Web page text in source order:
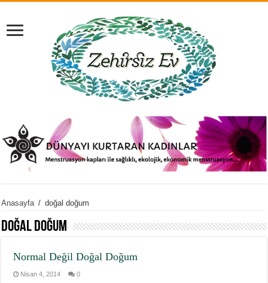
Anasayfa / doğal doğum
doğal doğum
Normal Değil Doğal Doğum
Nisan 4, 2014 0